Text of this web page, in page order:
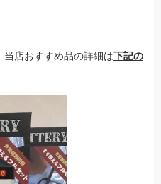
当店おすすめ品の詳細は下記の